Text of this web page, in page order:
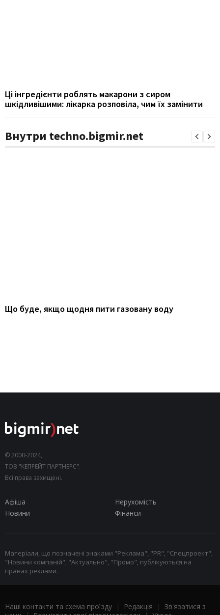
Ці інгредієнти роблять макарони з сиром
шкідливішими: лікарка розповіла, чим їх замінити
Внутри techno.bigmir.net
Що буде, якщо щодня пити газовану воду
© 2000-2024,
ТОВ "КЕПРЕЙТ ПАРТНЕРС".
Всі права захищені.
Афіша
Нерухомість
Новини
Фінанси
Матеріали, що позначені знаками "Реклама", "PR", "Спецпроект",
"Новини компаній", "Актуально", "Промо", публікуються на
правах реклами.
Наші контакти та схема проїзду | Редакція | Зв'язатися з